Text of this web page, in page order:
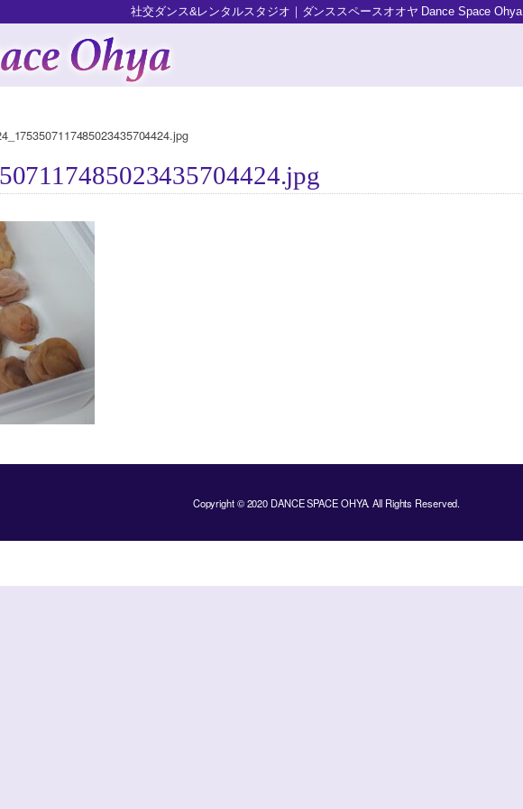
社交ダンス&レンタルスタジオ｜ダンススペースオオヤ Dance Space Ohya
Copyright © 2020 DANCE SPACE OHYA. All Rights Reserved.